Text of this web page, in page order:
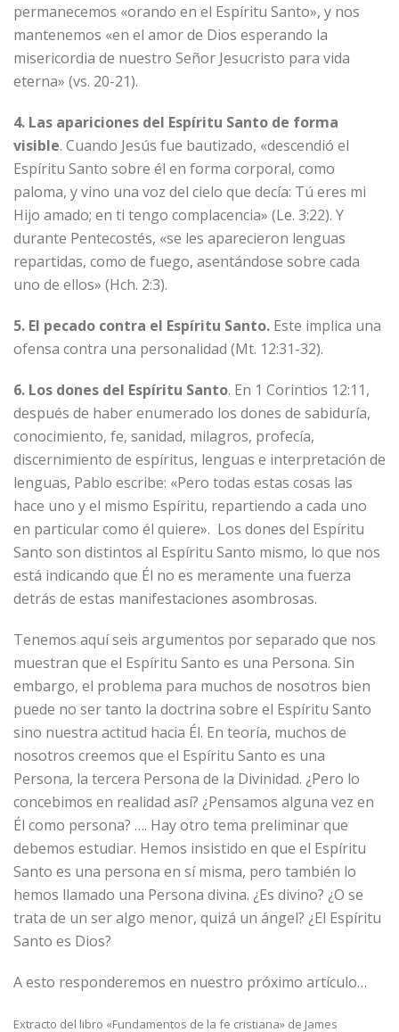
permanecemos «orando en el Espíritu Santo», y nos
mantenemos «en el amor de Dios esperando la
misericordia de nuestro Señor Jesucristo para vida
eterna» (vs. 20-21).
4. Las apariciones del Espíritu Santo de forma
visible. Cuando Jesús fue bautizado, «descendió el
Espíritu Santo sobre él en forma corporal, como
paloma, y vino una voz del cielo que decía: Tú eres mi
Hijo amado; en ti tengo complacencia» (Le. 3:22). Y
durante Pentecostés, «se les aparecieron lenguas
repartidas, como de fuego, asentándose sobre cada
uno de ellos» (Hch. 2:3).
5. El pecado contra el Espíritu Santo. Este implica una
ofensa contra una personalidad (Mt. 12:31-32).
6. Los dones del Espíritu Santo. En 1 Corintios 12:11,
después de haber enumerado los dones de sabiduría,
conocimiento, fe, sanidad, milagros, profecía,
discernimiento de espíritus, lenguas e interpretación de
lenguas, Pablo escribe: «Pero todas estas cosas las
hace uno y el mismo Espíritu, repartiendo a cada uno
en particular como él quiere». Los dones del Espíritu
Santo son distintos al Espíritu Santo mismo, lo que nos
está indicando que Él no es meramente una fuerza
detrás de estas manifestaciones asombrosas.
Tenemos aquí seis argumentos por separado que nos
muestran que el Espíritu Santo es una Persona. Sin
embargo, el problema para muchos de nosotros bien
puede no ser tanto la doctrina sobre el Espíritu Santo
sino nuestra actitud hacia Él. En teoría, muchos de
nosotros creemos que el Espíritu Santo es una
Persona, la tercera Persona de la Divinidad. ¿Pero lo
concebimos en realidad así? ¿Pensamos alguna vez en
Él como persona? …. Hay otro tema preliminar que
debemos estudiar. Hemos insistido en que el Espíritu
Santo es una persona en sí misma, pero también lo
hemos llamado una Persona divina. ¿Es divino? ¿O se
trata de un ser algo menor, quizá un ángel? ¿El Espíritu
Santo es Dios?
A esto responderemos en nuestro próximo artículo…
Extracto del libro «Fundamentos de la fe cristiana» de James